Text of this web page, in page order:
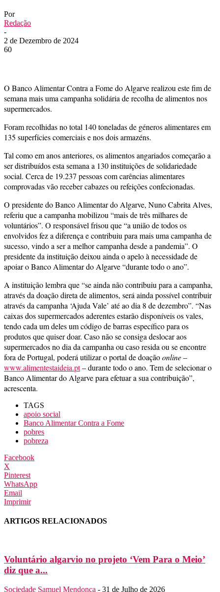
Por
Redação
-
2 de Dezembro de 2024
60
O Banco Alimentar Contra a Fome do Algarve realizou este fim de
semana mais uma campanha solidária de recolha de alimentos nos
supermercados.
Foram recolhidas no total 140 toneladas de géneros alimentares em
135 superfícies comerciais e nos dois armazéns.
Tal como em anos anteriores, os alimentos angariados começarão a
ser distribuídos esta semana a 130 instituições de solidariedade
social. Cerca de 19.237 pessoas com carências alimentares
comprovadas vão receber cabazes ou refeições confecionadas.
O presidente do Banco Alimentar do Algarve, Nuno Cabrita Alves,
referiu que a campanha mobilizou “mais de três milhares de
voluntários”. O responsável frisou que “a união de todos os
envolvidos fez a diferença e contribuiu para mais uma campanha de
sucesso, vindo a ser a melhor campanha desde a pandemia”. O
presidente da instituição deixou ainda o apelo à necessidade de
apoiar o Banco Alimentar do Algarve “durante todo o ano”.
A instituição lembra que “se ainda não contribuiu para a campanha,
através da doação direta de alimentos, será ainda possível contribuir
através da campanha ‘Ajuda Vale’ até ao dia 8 de dezembro”. “Nas
caixas dos supermercados aderentes estarão disponíveis os vales,
tendo cada um deles um código de barras específico para os
produtos que quiser doar. Caso não se consiga deslocar aos
supermercados no dia da campanha ou caso resida ou se encontre
fora de Portugal, poderá utilizar o portal de doaçãoonline–
www.alimentestaideia.pt– durante todo o ano. Tem de selecionar o
Banco Alimentar do Algarve para efetuar a sua contribuição”,
acrescenta.
TAGS
apoio social
Banco Alimentar Contra a Fome
pobres
pobreza
Facebook
X
Pinterest
WhatsApp
Email
Imprimir
ARTIGOS RELACIONADOS
Voluntário algarvio no projeto ‘Vem Para o Meio’
diz que a...
Sociedade Samuel Mendonça - 31 de Julho de 2026